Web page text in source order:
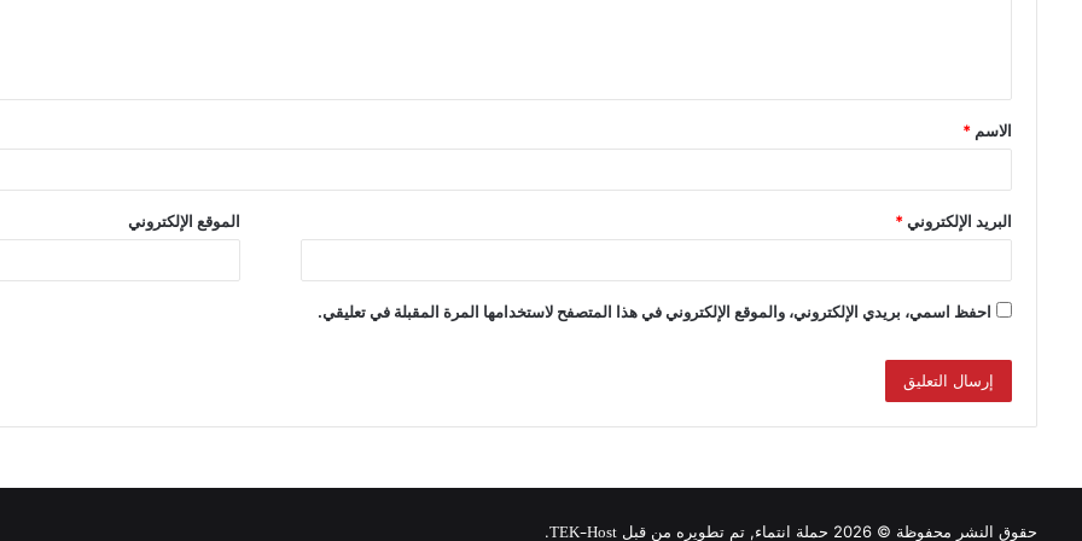
الاسم *
البريد الإلكتروني* الموقع الإلكتروني
احفظ اسمي، بريدي الإلكتروني، والموقع الإلكتروني في هذا المتصفح لاستخدامها المرة المقبلة في تعليقي.
حقوق النشر محفوظة © 2026 حملة انتماء, تم تطويره من قبل TEK-Host
.